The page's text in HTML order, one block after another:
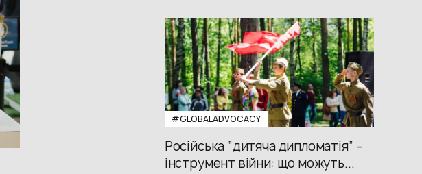
#GLOBALADVOCACY
Російська “дитяча дипломатія” –
інструмент війни: що можуть...